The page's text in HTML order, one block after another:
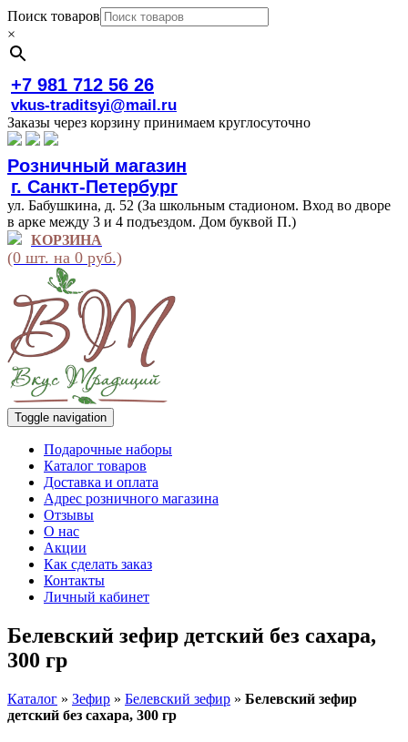
Поиск товаров
×
+7 981 712 56 26
vkus-traditsyi@mail.ru
Заказы через корзину принимаем круглосуточно
Розничный магазин
г. Санкт-Петербург
ул. Бабушкина, д. 52 (За школьным стадионом. Вход во дворе
в арке между 3 и 4 подъездом. Дом буквой П.)
КОРЗИНА
(0 шт. на 0 руб.)
Toggle navigation
Подарочные наборы
Каталог товаров
Доставка и оплата
Адрес розничного магазина
Отзывы
О нас
Акции
Как сделать заказ
Контакты
Личный кабинет
Белевский зефир детский без сахара,
300 гр
Каталог » Зефир » Белевский зефир » Белевский зефир
детский без сахара, 300 гр